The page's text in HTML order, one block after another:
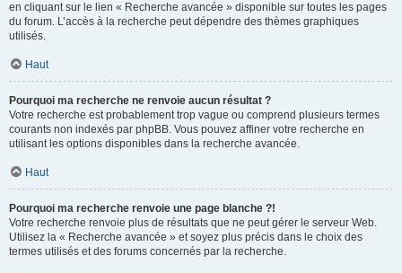
en cliquant sur le lien « Recherche avancée » disponible sur toutes les pages
du forum. L’accès à la recherche peut dépendre des thèmes graphiques
utilisés.
Haut
Pourquoi ma recherche ne renvoie aucun résultat ?
Votre recherche est probablement trop vague ou comprend plusieurs termes
courants non indexés par phpBB. Vous pouvez affiner votre recherche en
utilisant les options disponibles dans la recherche avancée.
Haut
Pourquoi ma recherche renvoie une page blanche ?!
Votre recherche renvoie plus de résultats que ne peut gérer le serveur Web.
Utilisez la « Recherche avancée » et soyez plus précis dans le choix des
termes utilisés et des forums concernés par la recherche.